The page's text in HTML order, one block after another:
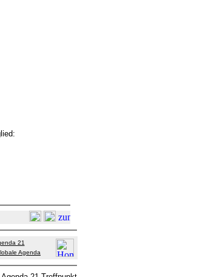
21
Agenda